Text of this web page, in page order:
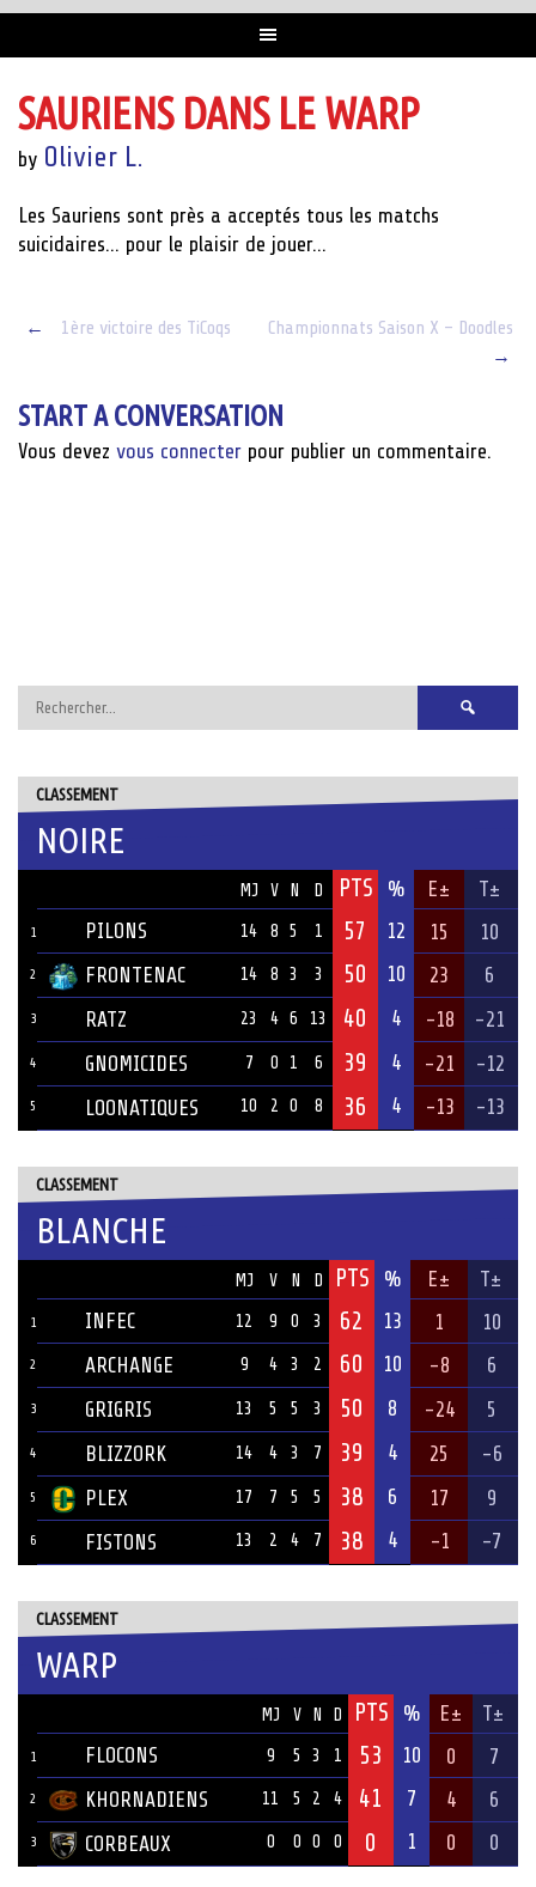
SAURIENS DANS LE WARP
by Olivier L.
Les Sauriens sont près a acceptés tous les matchs
suicidaires… pour le plaisir de jouer…
Post
← 1ère victoire des TiCoqs
Championnats Saison X – Doodles
→
START A CONVERSATION
Vous devez vous connecter pour publier un commentaire.
Rechercher :
CLASSEMENT
NOIRE
MJ V N D PTS % E± T±
1 PILONS 14 8 5 1 57 12 15 10
2 FRONTENAC 14 8 3 3 50 10 23 6
3 RATZ 23 4 6 13 40 4 -18 -21
4 GNOMICIDES 7 0 1 6 39 4 -21 -12
5 LOONATIQUES 10 2 0 8 36 4 -13 -13
CLASSEMENT
BLANCHE
MJ V N D PTS % E± T±
1 INFEC 12 9 0 3 62 13 1 10
2 ARCHANGE 9 4 3 2 60 10 -8 6
3 GRIGRIS 13 5 5 3 50 8 -24 5
4 BLIZZORK 14 4 3 7 39 4 25 -6
5 PLEX 17 7 5 5 38 6 17 9
6 FISTONS 13 2 4 7 38 4 -1 -7
CLASSEMENT
WARP
MJ V N D PTS % E± T±
1 FLOCONS 9 5 3 1 53 10 0 7
2 KHORNADIENS 11 5 2 4 41 7 4 6
3 CORBEAUX 0 0 0 0 0 1 0 0